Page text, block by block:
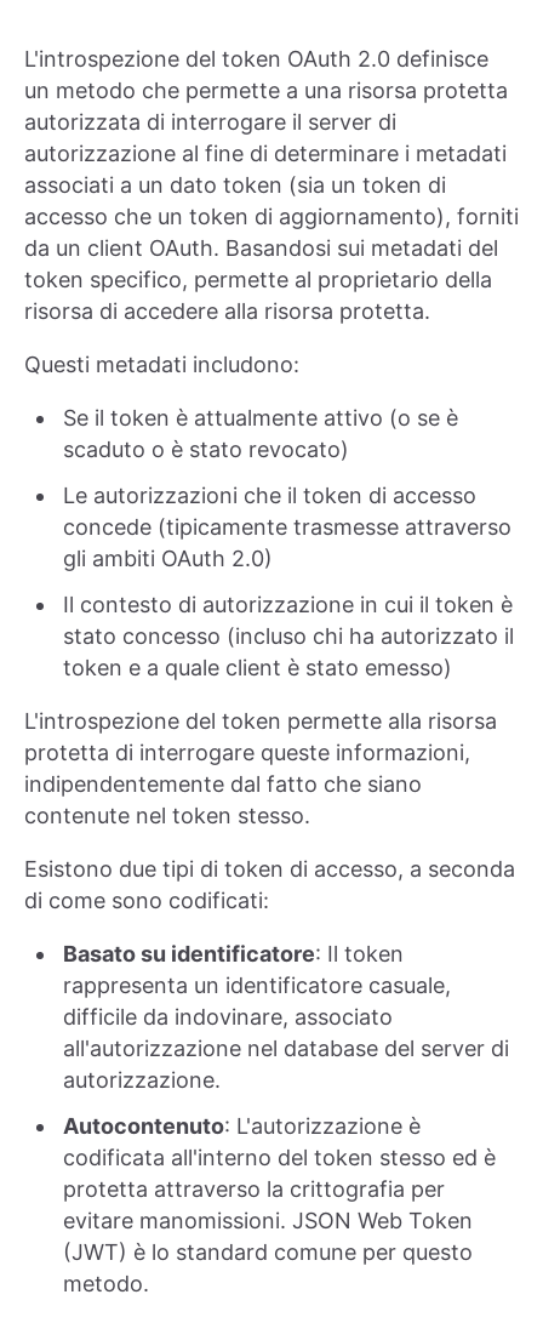
L'introspezione del token OAuth 2.0 definisce
un metodo che permette a una risorsa protetta
autorizzata di interrogare il server di
autorizzazione al fine di determinare i metadati
associati a un dato token (sia un token di
accesso che un token di aggiornamento), forniti
da un client OAuth. Basandosi sui metadati del
token specifico, permette al proprietario della
risorsa di accedere alla risorsa protetta.
Questi metadati includono:
Se il token è attualmente attivo (o se è
scaduto o è stato revocato)
Le autorizzazioni che il token di accesso
concede (tipicamente trasmesse attraverso
gli ambiti OAuth 2.0)
Il contesto di autorizzazione in cui il token è
stato concesso (incluso chi ha autorizzato il
token e a quale client è stato emesso)
L'introspezione del token permette alla risorsa
protetta di interrogare queste informazioni,
indipendentemente dal fatto che siano
contenute nel token stesso.
Esistono due tipi di token di accesso, a seconda
di come sono codificati:
Basato su identificatore: Il token
rappresenta un identificatore casuale,
difficile da indovinare, associato
all'autorizzazione nel database del server di
autorizzazione.
Autocontenuto: L'autorizzazione è
codificata all'interno del token stesso ed è
protetta attraverso la crittografia per
evitare manomissioni. JSON Web Token
(JWT) è lo standard comune per questo
metodo.